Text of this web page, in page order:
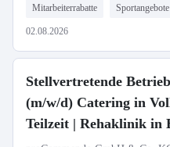
Mitarbeiterrabatte Sportangebote
02.08.2026
Stellvertretende
(m/w/d) Catering in
Teilzeit | Rehaklinik in